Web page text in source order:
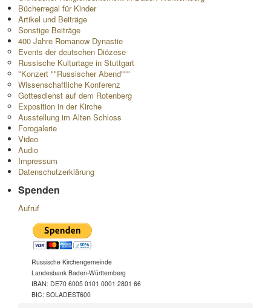
Bücherregal für Kinder
Artikel und Beiträge
Sonstige Beiträge
400 Jahre Romanow Dynastie
Events der deutschen Diözese
Russische Kulturtage in Stuttgart
"Konzert ""Russischer Abend"""
Wissenschaftliche Konferenz
Gottesdienst auf dem Rotenberg
Exposition in der Kirche
Ausstellung im Alten Schloss
Forogalerie
Video
Audio
Impressum
Datenschutzerklärung
Spenden
Aufruf
Russische Kirchengemeinde
Landesbank Baden-Württemberg
IBAN: DE70 6005 0101 0001 2801 66
BIC: SOLADEST600